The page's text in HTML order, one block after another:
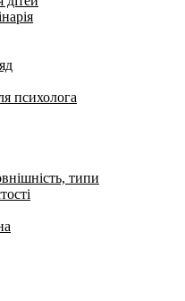
психолога
типи